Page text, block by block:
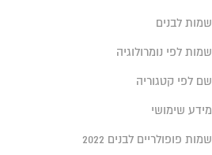
שמות לבנים
שמות לפי נומרולוגיה
שם לפי קטגוריה
מידע שימושי
שמות פופולריים לבנים 2022